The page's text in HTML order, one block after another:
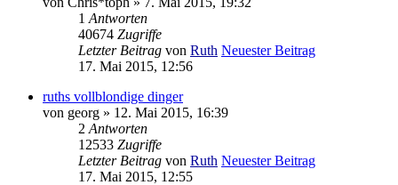
1 Antworten
40674 Zugriffe
Letzter Beitrag von Ruth Neuester Beitrag
17. Mai 2015, 12:56
ruths vollblondige dinger
von georg » 12. Mai 2015, 16:39
2 Antworten
12533 Zugriffe
Letzter Beitrag von Ruth Neuester Beitrag
17. Mai 2015, 12:55